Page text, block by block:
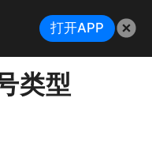
类型
打开APP